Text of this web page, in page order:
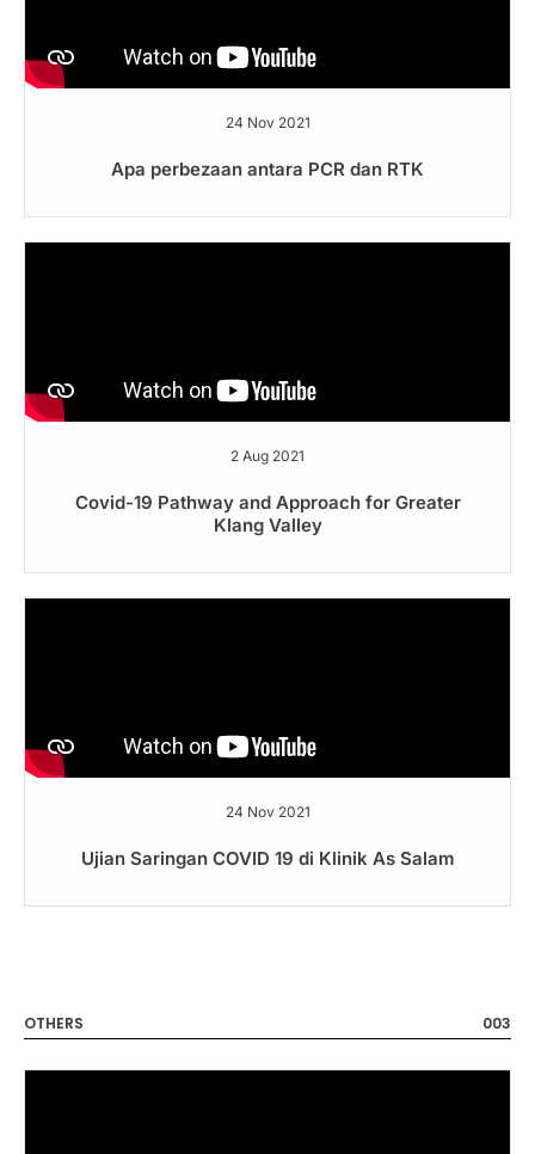
24 Nov 2021
Apa perbezaan antara PCR dan RTK
2 Aug 2021
Covid-19 Pathway and Approach for Greater
Klang Valley
24 Nov 2021
Ujian Saringan COVID 19 di Klinik As Salam
OTHERS 003